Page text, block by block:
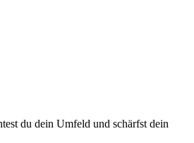
du dein Umfeld und schärfst dein